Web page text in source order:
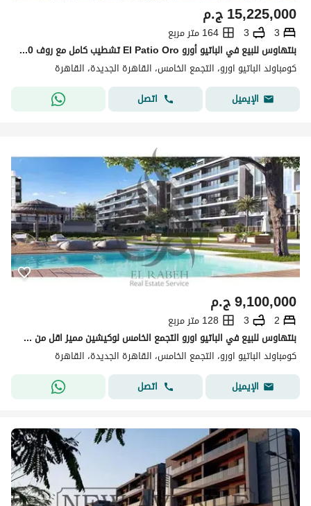
ج.م15,225,000
3
3
164 متر مربع
بنتهاوس للبيع في الباتيو أورو El Patio Oro تشطيب كامل مع روف 100 متر وتراس واسع بموقع مميز داخل كمبوند راقي بالتجمع الخامس
كومباوند الباتيو اورو، التجمع الخامس، القاهرة الجديدة، القاهرة
الإيميل
اتصل
ج.م9,100,000
2
3
128 متر مربع
بنتهاوس للبيع في الباتيو اورو التجمع الخامس لوكيشين مميز اقل من سعر السوق استلام فوري elpatio oro
كومباوند الباتيو اورو، التجمع الخامس، القاهرة الجديدة، القاهرة
الإيميل
اتصل